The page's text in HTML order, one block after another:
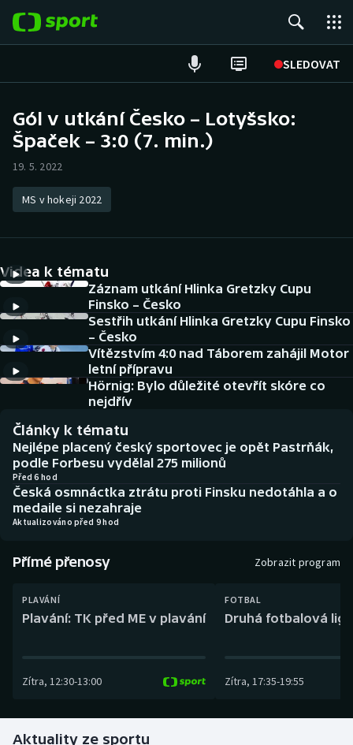
SLEDOVAT
Hokej
Atletika
DALŠÍ SPORTY
Americký fotbal
Baseball a softbal
Biatlon
Boby a skeleton
Box
Curling
Dostihy
NEPŘEHLÉDNĚTE
Historické návraty
Aplikace ČT sport
AZ kvíz
Gól v utkání Česko – Lotyšsko:
Špaček – 3:0 (7. min.)
19. 5. 2022
MS v hokeji 2022
Videa k tématu
Záznam utkání Hlinka Gretzky Cupu
Finsko – Česko
Sestřih utkání Hlinka Gretzky Cupu Finsko
– Česko
Vítězstvím 4:0 nad Táborem zahájil Motor
letní přípravu
Hörnig: Bylo důležité otevřít skóre co
nejdřív
Články k tématu
Nejlépe placený český sportovec je opět Pastrňák,
podle Forbesu vydělal 275 milionů
Před 6 hod
Česká osmnáctka ztrátu proti Finsku nedotáhla a o
medaile si nezahraje
Aktualizováno před 9 hod
Přímé přenosy Zobrazit program
PLAVÁNÍ
Plavání: TK před ME v plavání
Zítra, 12:30-13:00
FOTBAL
Druhá fotbalová
Zítra, 17:35-19:55
Aktuality ze sportu